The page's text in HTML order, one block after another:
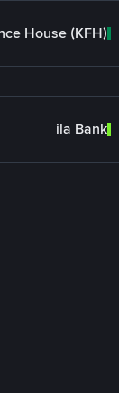
ila Bank